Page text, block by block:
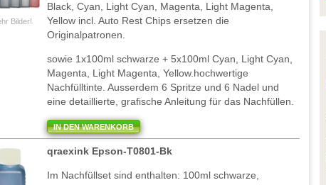
Bilder!
Black, Cyan, Light Cyan, Magenta, Light Magenta,
Yellow incl. Auto Rest Chips ersetzen die
Originalpatronen.
sowie 1x100ml schwarze + 5x100ml Cyan, Light Cyan,
Magenta, Light Magenta, Yellow.hochwertige
Nachfülltinte. Ausserdem 6 Spritze und 6 Nadel und
eine detaillierte, grafische Anleitung für das Nachfüllen.
IN DEN WARENKORB
qraexink Epson-T0801-Bk
Im Nachfüllset sind enthalten: 100ml schwarze,